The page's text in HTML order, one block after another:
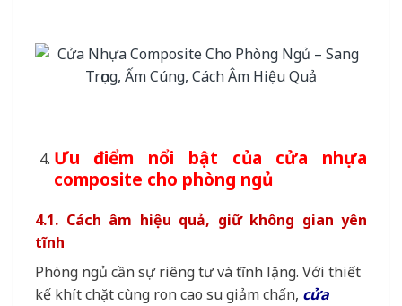
Ưu điểm nổi bật của cửa nhựa
composite cho phòng ngủ
4.1. Cách âm hiệu quả, giữ không gian yên
tĩnh
Phòng ngủ cần sự riêng tư và tĩnh lặng. Với thiết
kế khít chặt cùng ron cao su giảm chấn, cửa